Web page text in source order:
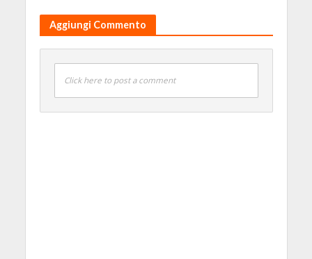
Aggiungi Commento
Click here to post a comment